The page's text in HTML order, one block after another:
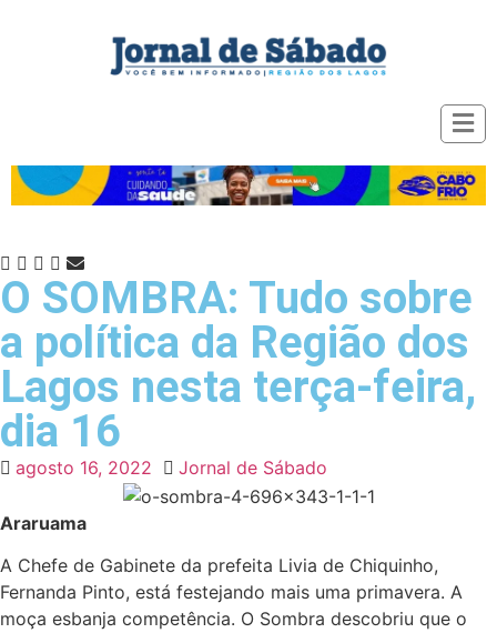
O SOMBRA: Tudo sobre
a política da Região dos
Lagos nesta terça-feira,
dia 16
agosto 16, 2022 Jornal de Sábado
Araruama
A Chefe de Gabinete da prefeita Livia de Chiquinho,
Fernanda Pinto, está festejando mais uma primavera. A
moça esbanja competência. O Sombra descobriu que o